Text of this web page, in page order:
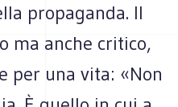
propaganda. Il
ma anche critico,
per una vita: «Non